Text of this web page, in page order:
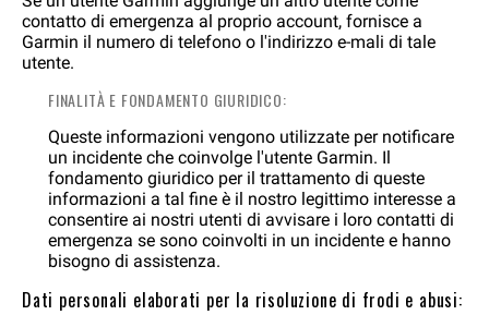
contatto di emergenza al proprio account, fornisce a
Garmin il numero di telefono o l'indirizzo e-mali di tale
utente.
FINALITÀ E FONDAMENTO GIURIDICO:
Queste informazioni vengono utilizzate per notificare
un incidente che coinvolge l'utente Garmin. Il
fondamento giuridico per il trattamento di queste
informazioni a tal fine è il nostro legittimo interesse a
consentire ai nostri utenti di avvisare i loro contatti di
emergenza se sono coinvolti in un incidente e hanno
bisogno di assistenza.
Dati personali elaborati per la risoluzione di frodi e abusi: